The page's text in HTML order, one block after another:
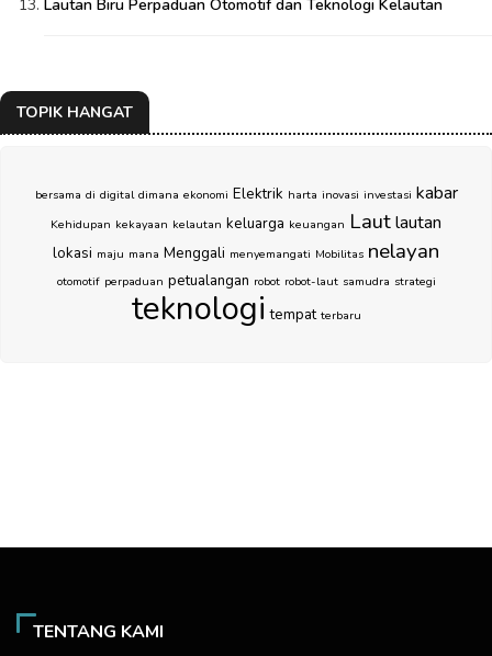
Lautan Biru Perpaduan Otomotif dan Teknologi Kelautan
TOPIK HANGAT
bersama di digital dimana ekonomi Elektrik harta inovasi investasi kabar
Kehidupan kekayaan kelautan keluarga keuangan Lautlautan
lokasi maju mana Menggali menyemangati Mobilitas nelayan
otomotif perpaduan petualangan robot robot-laut samudra strategi
teknologi tempat terbaru
TENTANG KAMI